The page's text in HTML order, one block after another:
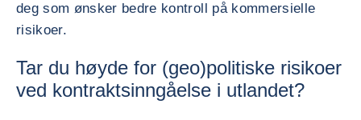
deg som ønsker bedre kontroll på kommersielle
risikoer.
Tar du høyde for (geo)politiske risikoer
ved kontraktsinngåelse i utlandet?